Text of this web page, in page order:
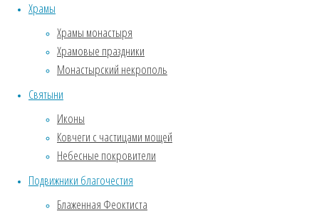
Храмы
Храмы монастыря
Храмовые праздники
Монастырский некрополь
Святыни
Иконы
Ковчеги с частицами мощей
Небесные покровители
Подвижники благочестия
Блаженная Феоктиста
и Иаков
увидели
Христа
Божественной
славе.
Пассия .
Крещение
Собор Воронежских святых
ФОТОГАЛЕРЕЯ
Введенский храм
Зима. Обитель под снежным
покровом.
обители
Биография